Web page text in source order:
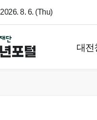
2026. 8. 6. (Thu)
대전